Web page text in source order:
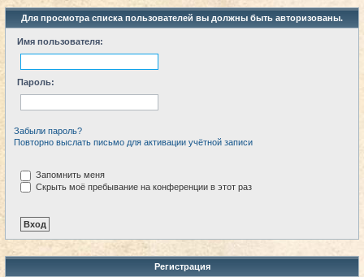
с
Для просмотра списка пользователей вы должны быть авторизованы.
Имя пользователя:
Пароль:
Забыли пароль?
Повторно выслать письмо для активации учётной записи
Запомнить меня
Скрыть моё пребывание на конференции в этот раз
Регистрация